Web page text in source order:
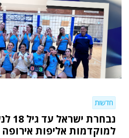
חדשות
למוקדמות אליפות